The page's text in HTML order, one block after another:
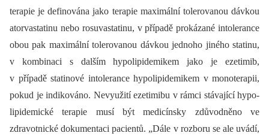
terapie je definována jako terapie maximální tolerovanou dávkou
atorvastatinu nebo rosuvastatinu, v případě prokázané intolerance
obou pak maximální tolerovanou dávkou jednoho jiného statinu,
v kombinaci s dalším hypolipidemikem jako je ezetimib,
v případě statinové intolerance hypolipidemikem v monoterapii,
pokud je indikováno. Nevyužití ezetimibu v rámci stávající hypo­
lipidemické terapie musí být medicínsky zdůvodněno ve
zdravotnické dokumentaci pacientů. „Dále v rozboru se ale uvádí,